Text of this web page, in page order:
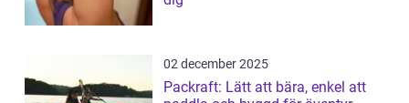
02 december 2025
Packraft: Lätt att bära, enkel att